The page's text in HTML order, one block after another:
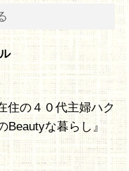
住の４０代主婦ハク
Beautyな暮らし』